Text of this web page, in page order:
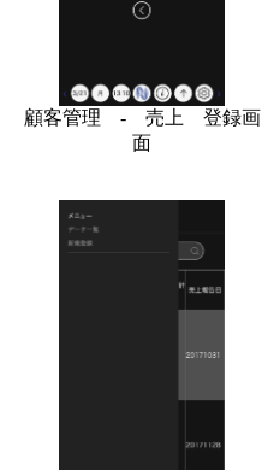
顧客管理 - 売上 登録画
面